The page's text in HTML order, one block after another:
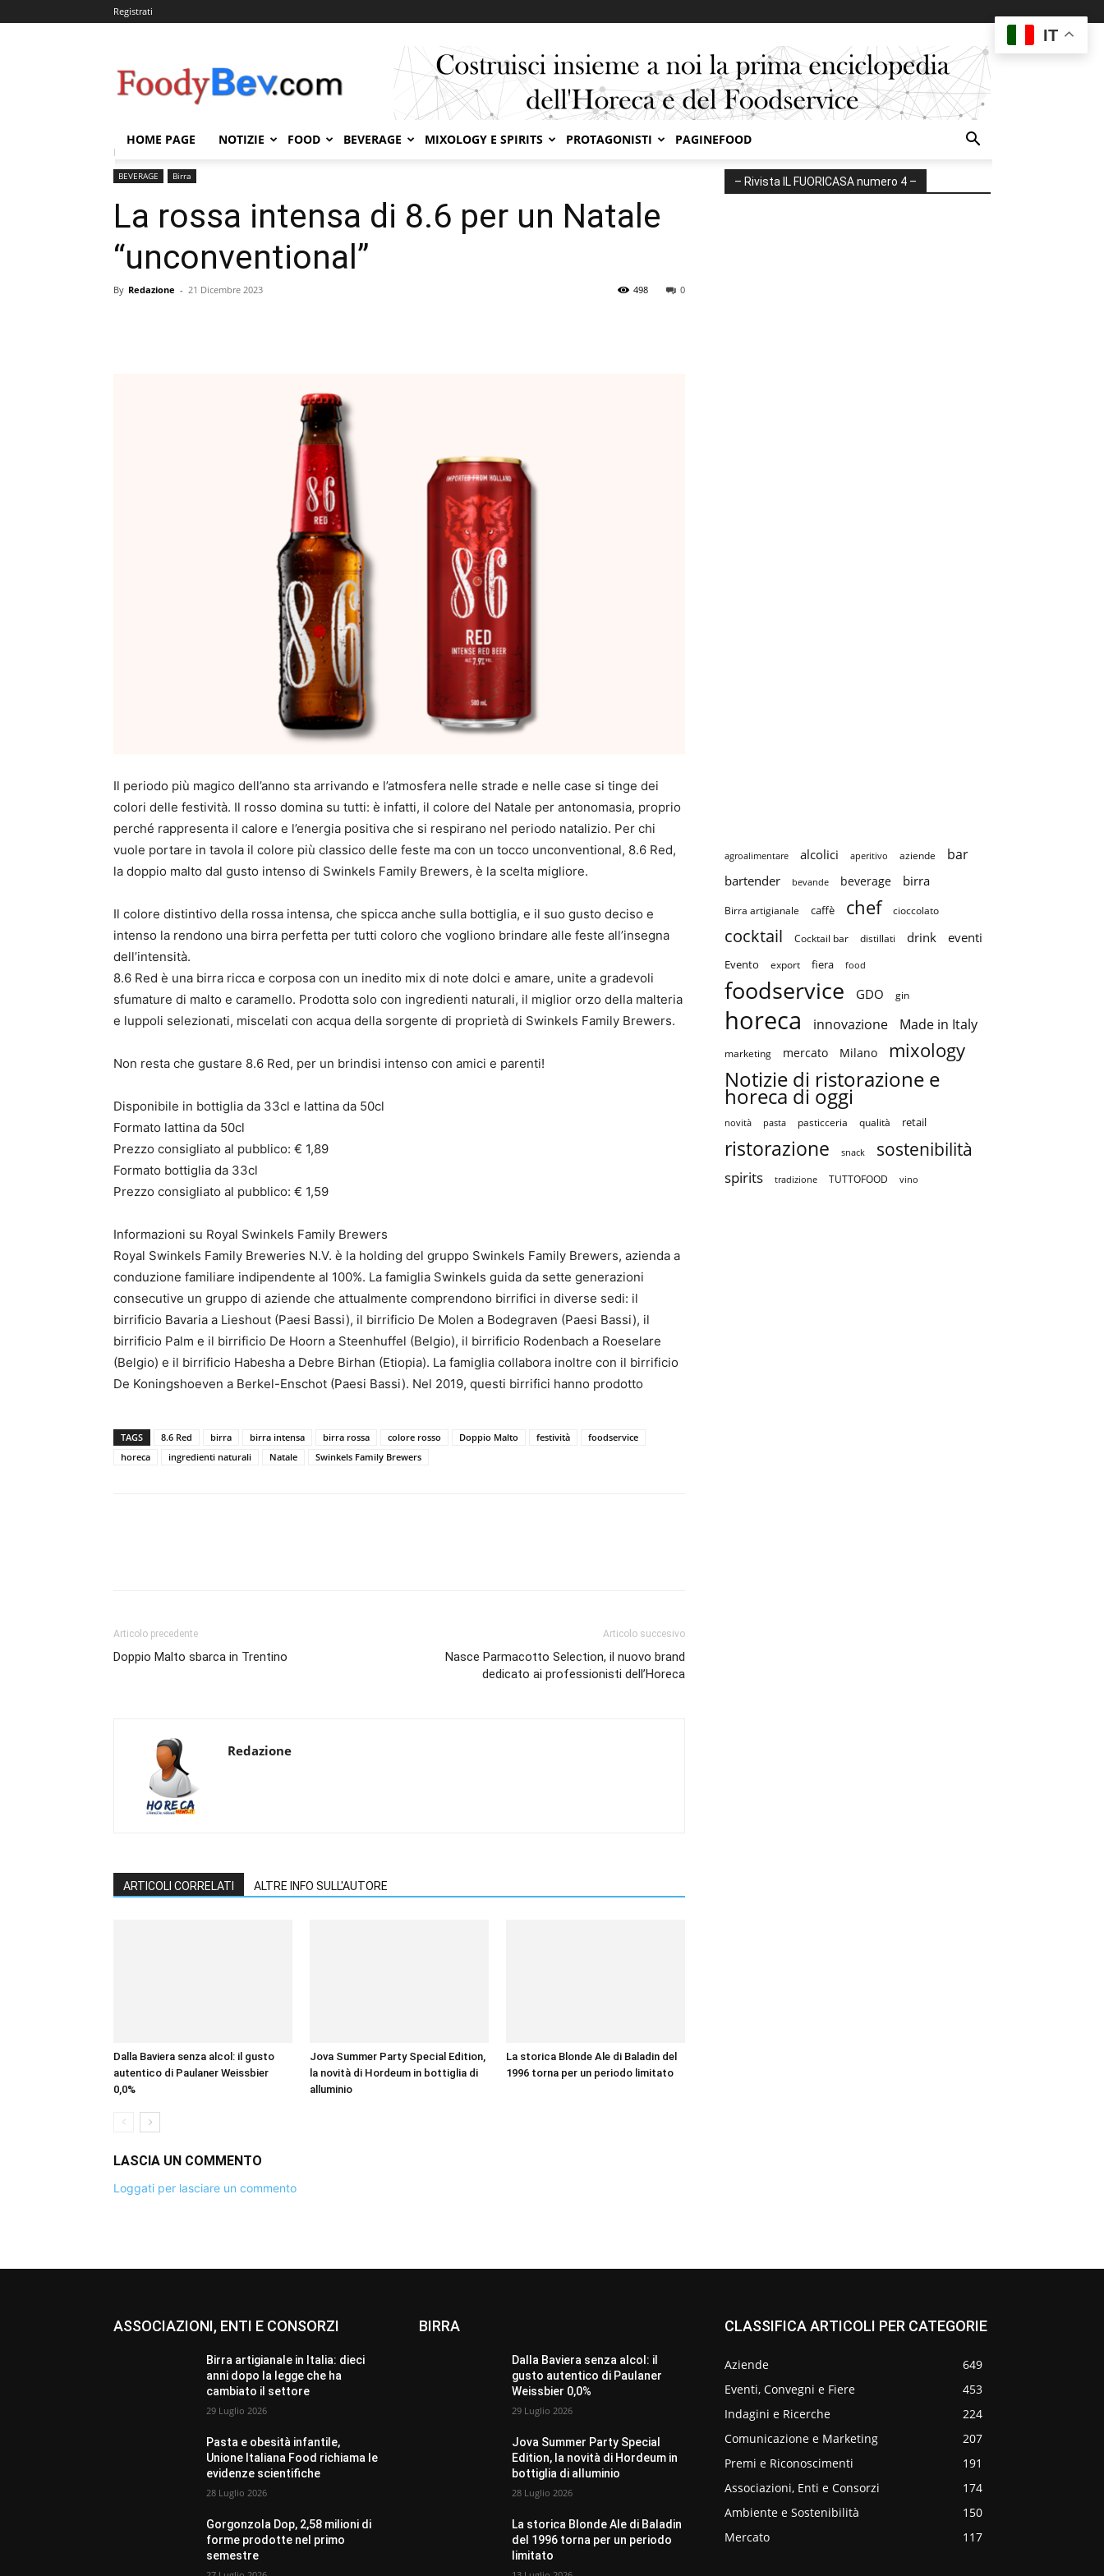
Registrati
HOME PAGE NOTIZIE FOOD BEVERAGE MIXOLOGY E SPIRITS PROTAGONISTI PAGINEFOOD
Home
BEVERAGE Birra
La rossa intensa di 8.6 per un Natale
“unconventional”
By Redazione - 21 Dicembre 2023 0
498
Il periodo più magico dell’anno sta arrivando e l’atmosfera nelle strade e nelle case si tinge dei
colori delle festività. Il rosso domina su tutti: è infatti, il colore del Natale per antonomasia, proprio
perché rappresenta il calore e l’energia positiva che si respirano nel periodo natalizio. Per chi
vuole portare in tavola il colore più classico delle feste ma con un tocco unconventional, 8.6 Red,
la doppio malto dal gusto intenso di Swinkels Family Brewers, è la scelta migliore.
Il colore distintivo della rossa intensa, che spicca anche sulla bottiglia, e il suo gusto deciso e
intenso la rendono una birra perfetta per tutti coloro che vogliono brindare alle feste all’insegna
dell’intensità.
8.6 Red è una birra ricca e corposa con un inedito mix di note dolci e amare, unite a gradevoli
sfumature di malto e caramello. Prodotta solo con ingredienti naturali, il miglior orzo della malteria
e luppoli selezionati, miscelati con acqua della sorgente di proprietà di Swinkels Family Brewers.
Non resta che gustare 8.6 Red, per un brindisi intenso con amici e parenti!
Disponibile in bottiglia da 33cl e lattina da 50cl
Formato lattina da 50cl
Prezzo consigliato al pubblico: € 1,89
Formato bottiglia da 33cl
Prezzo consigliato al pubblico: € 1,59
Informazioni su Royal Swinkels Family Brewers
Royal Swinkels Family Breweries N.V. è la holding del gruppo Swinkels Family Brewers, azienda a
conduzione familiare indipendente al 100%. La famiglia Swinkels guida da sette generazioni
consecutive un gruppo di aziende che attualmente comprendono birrifici in diverse sedi: il
birrificio Bavaria a Lieshout (Paesi Bassi), il birrificio De Molen a Bodegraven (Paesi Bassi), il
birrificio Palm e il birrificio De Hoorn a Steenhuffel (Belgio), il birrificio Rodenbach a Roeselare
(Belgio) e il birrificio Habesha a Debre Birhan (Etiopia). La famiglia collabora inoltre con il birrificio
De Koningshoeven a Berkel-Enschot (Paesi Bassi). Nel 2019, questi birrifici hanno prodotto
TAGS 8.6 Red birra birra intensa birra rossa colore rosso Doppio Malto festività
foodservice
horeca
ingredienti naturali Natale Swinkels Family Brewers
Articolo precedente
Doppio Malto sbarca in Trentino
Articolo succesivo
Nasce Parmacotto Selection, il nuovo brand
dedicato ai professionisti dell’Horeca
Redazione
ARTICOLI CORRELATI ALTRE INFO SULL'AUTORE
Dalla Baviera senza alcol: il gusto
autentico di Paulaner Weissbier
0,0%
Jova Summer Party Special Edition,
la novità di Hordeum in bottiglia di
alluminio
La storica Blonde Ale di Baladin del
1996 torna per un periodo limitato
LASCIA UN COMMENTO
Loggati per lasciare un commento
– Rivista IL FUORICASA numero 4 –
agroalimentare alcolici aperitivo aziende bar
bartender bevande beverage birra
Birra artigianale caffè chef cioccolato
cocktail Cocktail bar distillati drink eventi
Evento export fiera food
foodservice GDO gin
horeca innovazione Made in Italy
marketing mercato Milano mixology
Notizie di ristorazione e
horeca di oggi
novità pasta pasticceria qualità retail
ristorazione snack sostenibilità
spirits tradizione TUTTOFOOD vino
ASSOCIAZIONI, ENTI E CONSORZI
Birra artigianale in Italia: dieci
anni dopo la legge che ha
cambiato il settore
29 Luglio 2026
Pasta e obesità infantile,
Unione Italiana Food richiama le
evidenze scientifiche
28 Luglio 2026
Gorgonzola Dop, 2,58 milioni di
forme prodotte nel primo
semestre
BIRRA
Dalla Baviera senza alcol: il
gusto autentico di Paulaner
Weissbier 0,0%
29 Luglio 2026
Jova Summer Party Special
Edition, la novità di Hordeum in
bottiglia di alluminio
28 Luglio 2026
La storica Blonde Ale di Baladin
del 1996 torna per un periodo
limitato
CLASSIFICA ARTICOLI PER CATEGORIE
Aziende
649
Eventi, Convegni e Fiere
453
Indagini e Ricerche
224
Comunicazione e Marketing
207
Premi e Riconoscimenti
191
Associazioni, Enti e Consorzi
174
Ambiente e Sostenibilità
150
Mercato
117
IT